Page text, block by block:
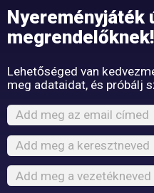
Nyereményjáték
megrendelőknek!
Lehetőséged van
meg adataidat, és próbálj